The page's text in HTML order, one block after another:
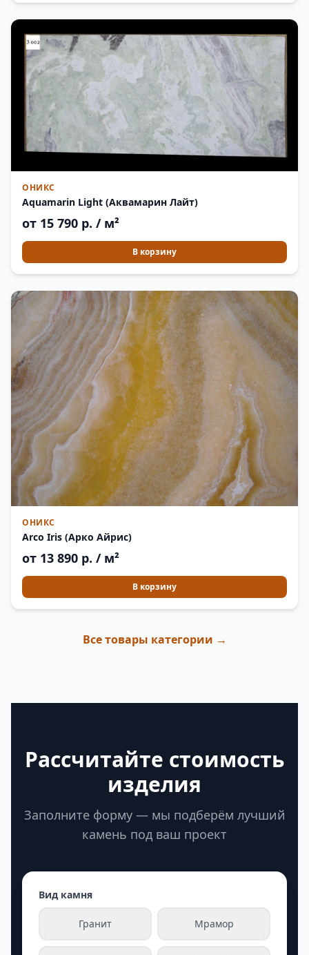
ОНИКС
Aquamarin Light (Аквамарин Лайт)
от 15 790 р. / м²
В корзину
ОНИКС
Arco Iris (Арко Айрис)
от 13 890 р. / м²
В корзину
Все товары категории →
Рассчитайте стоимость
изделия
Заполните форму — мы подберём лучший
камень под ваш проект
Вид камня
Гранит Мрамор